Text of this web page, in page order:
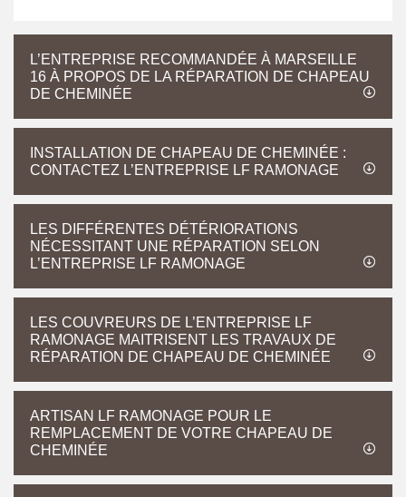
L’ENTREPRISE RECOMMANDÉE À MARSEILLE
16 À PROPOS DE LA RÉPARATION DE CHAPEAU
DE CHEMINÉE
INSTALLATION DE CHAPEAU DE CHEMINÉE :
CONTACTEZ L’ENTREPRISE LF RAMONAGE
LES DIFFÉRENTES DÉTÉRIORATIONS
NÉCESSITANT UNE RÉPARATION SELON
L’ENTREPRISE LF RAMONAGE
LES COUVREURS DE L’ENTREPRISE LF
RAMONAGE MAITRISENT LES TRAVAUX DE
RÉPARATION DE CHAPEAU DE CHEMINÉE
ARTISAN LF RAMONAGE POUR LE
REMPLACEMENT DE VOTRE CHAPEAU DE
CHEMINÉE